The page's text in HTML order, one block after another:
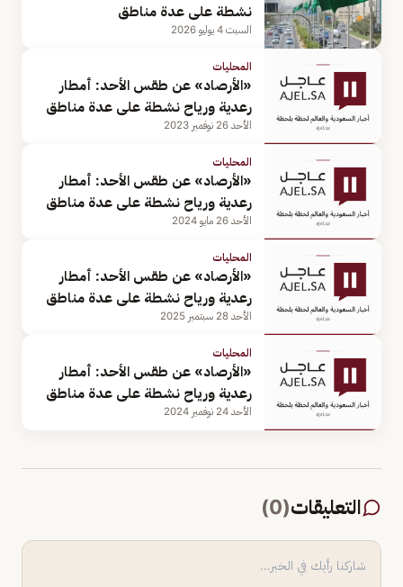
نشطة على عدة مناطق
السبت 4 يوليو 2026
المحليات
«الأرصاد» عن طقس الأحد: أمطار
رعدية ورياح نشطة على عدة مناطق
الأحد 26 نوفمبر 2023
المحليات
«الأرصاد» عن طقس الأحد: أمطار
رعدية ورياح نشطة على عدة مناطق
الأحد 26 مايو 2024
المحليات
«الأرصاد» عن طقس الأحد: أمطار
رعدية ورياح نشطة على عدة مناطق
الأحد 28 سبتمبر 2025
المحليات
«الأرصاد» عن طقس الأحد: أمطار
رعدية ورياح نشطة على عدة مناطق
الأحد 24 نوفمبر 2024
التعليقات(
0
)